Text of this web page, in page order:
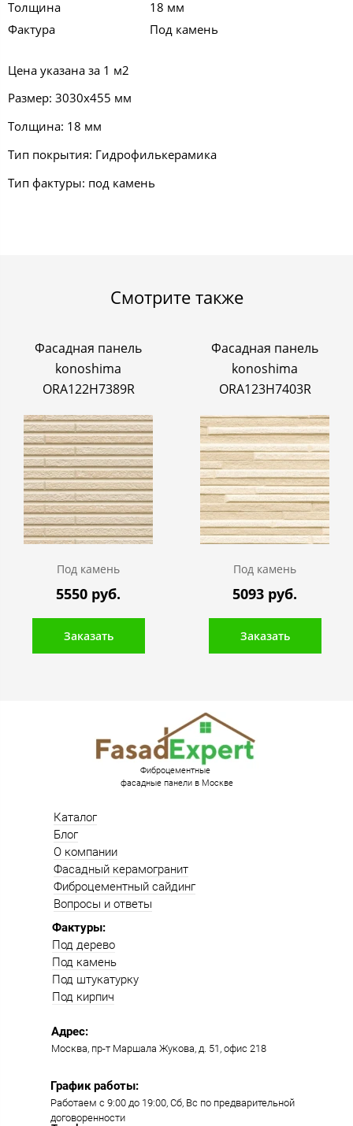
Толщина
18 мм
Фактура
Под камень
Цена указана за 1 м2
Размер: 3030х455 мм
Толщина: 18 мм
Тип покрытия: Гидрофилькерамика
Тип фактуры: под камень
Смотрите также
Фасадная панель
konoshima
ORA122H7389R
Под камень
5550 руб.
Заказать
Фасадная панель
konoshima
ORA123H7403R
Под камень
5093 руб.
Заказать
Фактуры:
Под дерево
Под камень
Под штукатурку
Под кирпич
Работаем с 9:00 до 19:00​, Сб, Вс по предварительной
договоренности
Москва, пр-т Маршала Жукова, д. 51, офис 218​​
Каталог
Блог
О компании
Фасадный керамогранит
Фиброцементный сайдинг
Вопросы и ответы
Адрес:
График работы:
Фиброцементные
фасадные панели в Москве